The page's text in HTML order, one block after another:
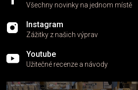
Všechny novinky na jednom místě
Instagram
Zážitky z našich výprav
Youtube
Užitečné recenze a návody